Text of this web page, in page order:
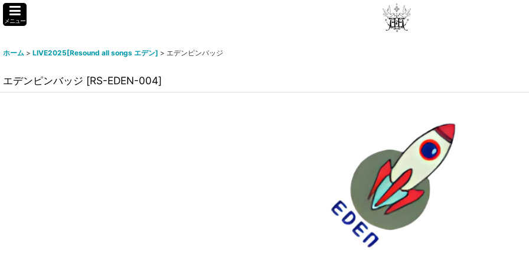
メニュー
ホーム > LIVE2025[Resound all songs エデン] > エデンピンバッジ
エデンピンバッジ [RS-EDEN-004]